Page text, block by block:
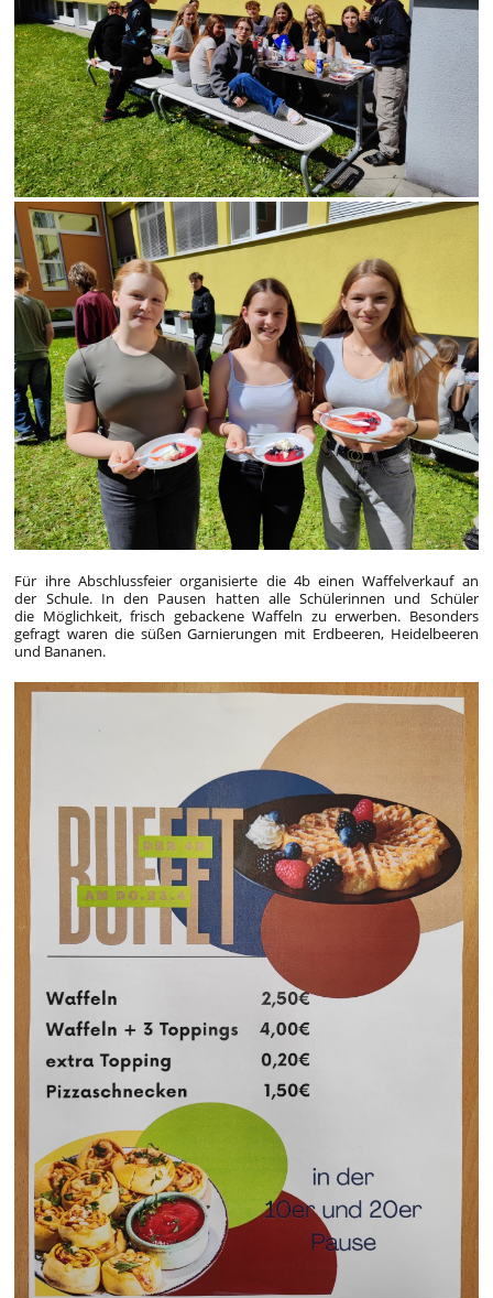
Für ihre Abschlussfeier organisierte die 4b einen Waffelverkauf an
der Schule. In den Pausen hatten alle Schülerinnen und Schüler
die Möglichkeit, frisch gebackene Waffeln zu erwerben. Besonders
gefragt waren die süßen Garnierungen mit Erdbeeren, Heidelbeeren
und Bananen.